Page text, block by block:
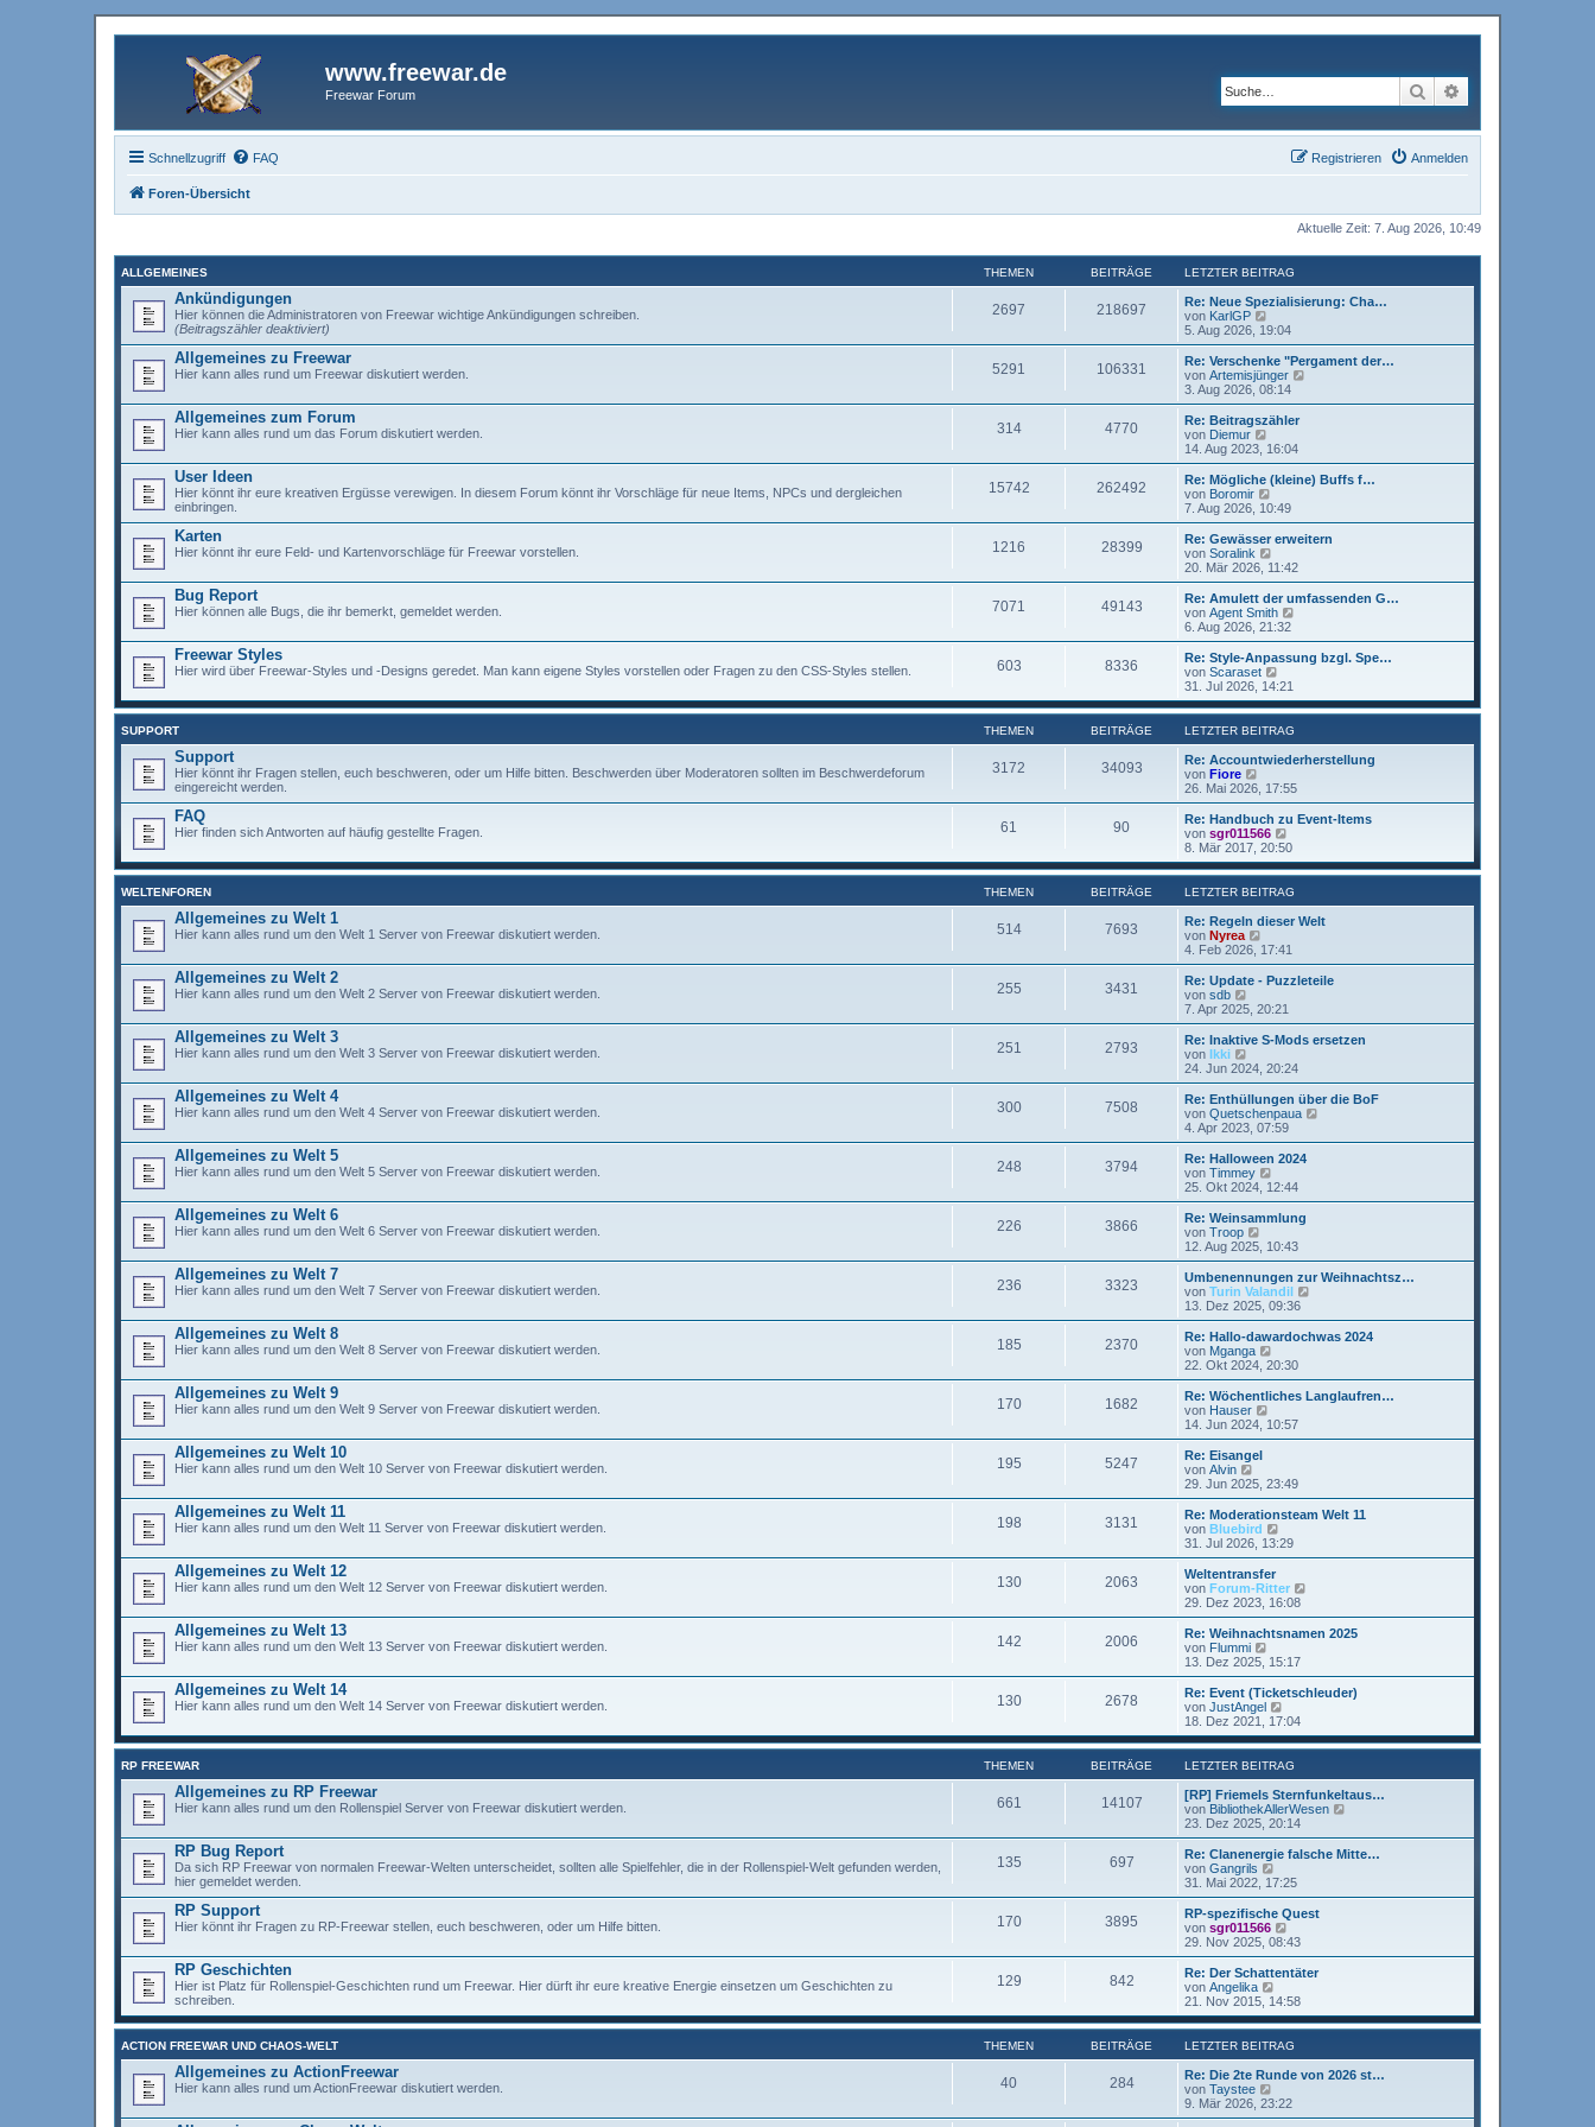
www.freewar.de
Freewar Forum Suche
Schnellzugriff FAQ Anmelden
Registrieren
Foren-Übersicht
Aktuelle Zeit: 7. Aug 2026, 10:49
ALLGEMEINES THEMEN BEITRÄGE LETZTER BEITRAG
Ankündigungen
Hier können die Administratoren von Freewar wichtige Ankündigungen schreiben.
(Beitragszähler deaktiviert)
2697 218697
Re: Neue Spezialisierung: Cha…
von KarlGP
e
u
e
s
t
r
B
e
i
r
a
g
5. Aug 2026, 19:04
Allgemeines zu Freewar
Hier kann alles rund um Freewar diskutiert werden. 5291 106331
Re: Verschenke "Pergament der…
von Artemisjünger
u
B
r
3. Aug 2026, 08:14
Allgemeines zum Forum
Hier kann alles rund um das Forum diskutiert werden. 314 4770
Re: Beitragszähler
von Diemur
e
u
e
s
t
B
e
i
r
a
g
14. Aug 2023, 16:04
User Ideen
Hier könnt ihr eure kreativen Ergüsse verewigen. In diesem Forum könnt ihr Vorschläge für neue Items, NPCs und dergleichen
einbringen.
15742 262492
Re: Mögliche (kleine) Buffs f…
von Boromir
e
u
e
t
B
e
i
r
a
g
7. Aug 2026, 10:49
Karten
Hier könnt ihr eure Feld- und Kartenvorschläge für Freewar vorstellen. 1216 28399
Re: Gewässer erweitern
von Soralink
e
u
e
s
t
B
e
i
t
a
20. Mär 2026, 11:42
Bug Report
Hier können alle Bugs, die ihr bemerkt, gemeldet werden. 7071 49143
Re: Amulett der umfassenden G…
von Agent Smith
u
e
r
t
r
a
6. Aug 2026, 21:32
Freewar Styles
Hier wird über Freewar-Styles und -Designs geredet. Man kann eigene Styles vorstellen oder Fragen zu den CSS-Styles stellen. 603 8336
Re: Style-Anpassung bzgl. Spe…
von Scaraset
e
u
e
s
t
e
B
t
r
a
g
31. Jul 2026, 14:21
SUPPORT THEMEN BEITRÄGE LETZTER BEITRAG
Support
Hier könnt ihr Fragen stellen, euch beschweren, oder um Hilfe bitten. Beschwerden über Moderatoren sollten im Beschwerdeforum
eingereicht werden.
3172 34093
Re: Accountwiederherstellung
von Fiore
u
e
s
t
r
B
e
t
r
a
26. Mai 2026, 17:55
FAQ
Hier finden sich Antworten auf häufig gestellte Fragen. 61 90
Re: Handbuch zu Event-Items
von sgr011566
e
u
e
s
t
e
B
t
a
8. Mär 2017, 20:50
WELTENFOREN THEMEN BEITRÄGE LETZTER BEITRAG
Allgemeines zu Welt 1
Hier kann alles rund um den Welt 1 Server von Freewar diskutiert werden. 514 7693
Re: Regeln dieser Welt
von Nyrea
e
u
e
t
r
B
e
r
a
g
4. Feb 2026, 17:41
Allgemeines zu Welt 2
Hier kann alles rund um den Welt 2 Server von Freewar diskutiert werden. 255 3431
Re: Update - Puzzleteile
von sdb
e
u
e
t
r
B
e
i
r
a
g
7. Apr 2025, 20:21
Allgemeines zu Welt 3
Hier kann alles rund um den Welt 3 Server von Freewar diskutiert werden. 251 2793
Re: Inaktive S-Mods ersetzen
von Ikki
e
u
e
s
t
e
B
e
i
r
a
g
24. Jun 2024, 20:24
Allgemeines zu Welt 4
Hier kann alles rund um den Welt 4 Server von Freewar diskutiert werden. 300 7508
Re: Enthüllungen über die BoF
von Quetschenpaua
u
r
4. Apr 2023, 07:59
Allgemeines zu Welt 5
Hier kann alles rund um den Welt 5 Server von Freewar diskutiert werden. 248 3794
Re: Halloween 2024
von Timmey
e
u
e
t
B
e
i
r
g
25. Okt 2024, 12:44
Allgemeines zu Welt 6
Hier kann alles rund um den Welt 6 Server von Freewar diskutiert werden. 226 3866
Re: Weinsammlung
von Troop
e
u
e
s
t
e
B
e
i
r
a
g
12. Aug 2025, 10:43
Allgemeines zu Welt 7
Hier kann alles rund um den Welt 7 Server von Freewar diskutiert werden. 236 3323
Umbenennungen zur Weihnachtsz…
von Turin Valandil
u
e
B
13. Dez 2025, 09:36
Allgemeines zu Welt 8
Hier kann alles rund um den Welt 8 Server von Freewar diskutiert werden. 185 2370
Re: Hallo-dawardochwas 2024
von Mganga
e
u
e
t
e
i
r
a
g
22. Okt 2024, 20:30
Allgemeines zu Welt 9
Hier kann alles rund um den Welt 9 Server von Freewar diskutiert werden. 170 1682
Re: Wöchentliches Langlaufren…
von Hauser
e
u
t
B
e
i
r
a
g
14. Jun 2024, 10:57
Allgemeines zu Welt 10
Hier kann alles rund um den Welt 10 Server von Freewar diskutiert werden. 195 5247
Re: Eisangel
von Alvin
e
u
e
s
t
e
B
e
i
r
a
g
29. Jun 2025, 23:49
Allgemeines zu Welt 11
Hier kann alles rund um den Welt 11 Server von Freewar diskutiert werden. 198 3131
Re: Moderationsteam Welt 11
von Bluebird
e
u
s
t
B
e
i
r
a
g
31. Jul 2026, 13:29
Allgemeines zu Welt 12
Hier kann alles rund um den Welt 12 Server von Freewar diskutiert werden. 130 2063
Weltentransfer
von Forum-Ritter
u
e
r
B
t
29. Dez 2023, 16:08
Allgemeines zu Welt 13
Hier kann alles rund um den Welt 13 Server von Freewar diskutiert werden. 142 2006
Re: Weihnachtsnamen 2025
von Flummi
e
u
e
s
t
r
B
e
t
r
a
13. Dez 2025, 15:17
Allgemeines zu Welt 14
Hier kann alles rund um den Welt 14 Server von Freewar diskutiert werden. 130 2678
Re: Event (Ticketschleuder)
von JustAngel
e
u
e
s
t
e
r
B
t
r
a
18. Dez 2021, 17:04
RP FREEWAR THEMEN BEITRÄGE LETZTER BEITRAG
Allgemeines zu RP Freewar
Hier kann alles rund um den Rollenspiel Server von Freewar diskutiert werden. 661 14107
[RP] Friemels Sternfunkeltaus…
von BibliothekAllerWesen
u
e
23. Dez 2025, 20:14
RP Bug Report
Da sich RP Freewar von normalen Freewar-Welten unterscheidet, sollten alle Spielfehler, die in der Rollenspiel-Welt gefunden werden,
hier gemeldet werden.
135 697
Re: Clanenergie falsche Mitte…
von Gangrils
e
u
e
s
t
B
e
i
t
a
31. Mai 2022, 17:25
RP Support
Hier könnt ihr Fragen zu RP-Freewar stellen, euch beschweren, oder um Hilfe bitten. 170 3895
RP-spezifische Quest
von sgr011566
e
u
e
t
r
B
e
i
t
r
a
29. Nov 2025, 08:43
RP Geschichten
Hier ist Platz für Rollenspiel-Geschichten rund um Freewar. Hier dürft ihr eure kreative Energie einsetzen um Geschichten zu
schreiben.
129 842
Re: Der Schattentäter
von Angelika
e
u
e
s
t
e
B
21. Nov 2015, 14:58
ACTION FREEWAR UND CHAOS-WELT THEMEN BEITRÄGE LETZTER BEITRAG
Allgemeines zu ActionFreewar
Hier kann alles rund um ActionFreewar diskutiert werden. 40 284
Re: Die 2te Runde von 2026 st…
von Taystee
e
u
9. Mär 2026, 23:22